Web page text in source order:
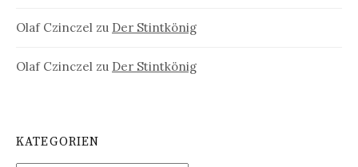
Olaf Czinczel zu Der Stintkönig
Olaf Czinczel zu Der Stintkönig
KATEGORIEN